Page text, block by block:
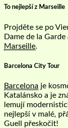
To nejlepší z Marseille
Projděte se po
Dame de la
Marseille.
Barcelona City Tour
Barcelona je
Katalánsko a je
lemují
nejlepší v malé,
Guell přeskočit!